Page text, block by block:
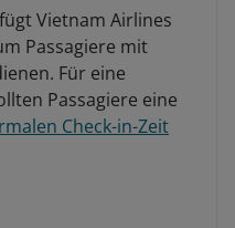
Vietnam Airlines
Passagiere mit
Für eine
Passagiere eine
Check-in-Zeit